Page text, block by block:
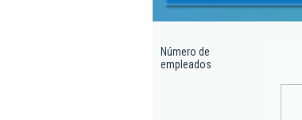
Número de
empleados